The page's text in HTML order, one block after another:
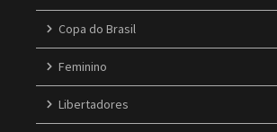
Copa do Brasil
Feminino
Libertadores